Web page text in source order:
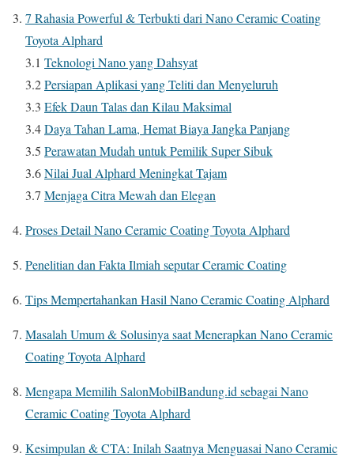
7 Rahasia Powerful & Terbukti dari Nano Ceramic Coating
Toyota Alphard
3.1 Teknologi Nano yang Dahsyat
3.2Persiapan Aplikasi yang Teliti dan Menyeluruh
3.3 Efek Daun Talas dan Kilau Maksimal
3.4Daya Tahan Lama, Hemat Biaya Jangka Panjang
3.5 Perawatan Mudah untuk Pemilik Super Sibuk
3.6Nilai Jual Alphard Meningkat Tajam
3.7 Menjaga Citra Mewah dan Elegan
Proses Detail Nano Ceramic Coating Toyota Alphard
Penelitian dan Fakta Ilmiah seputar Ceramic Coating
Tips Mempertahankan Hasil Nano Ceramic Coating Alphard
Masalah Umum & Solusinya saat Menerapkan Nano Ceramic
Coating Toyota Alphard
Mengapa Memilih SalonMobilBandung.id sebagai Nano
Ceramic Coating Toyota Alphard
Kesimpulan & CTA: Inilah Saatnya Menguasai Nano Ceramic